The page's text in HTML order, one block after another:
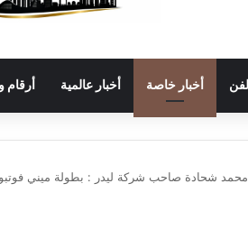
أخبار خاصة أخبار عالمية
محمد شحادة صاحب شركة ليدر : بطولة ميني